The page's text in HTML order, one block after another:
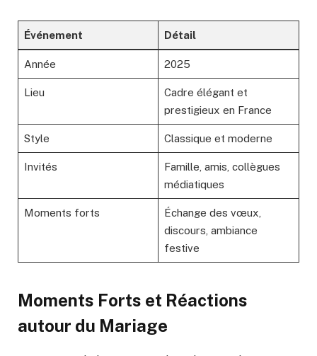
Événement Détail
Année 2025
Lieu
Cadre élégant et
prestigieux en France
Style Classique et moderne
Invités
Famille, amis, collègues
médiatiques
Moments forts
Échange des vœux,
discours, ambiance
festive
Moments Forts et Réactions
autour du Mariage